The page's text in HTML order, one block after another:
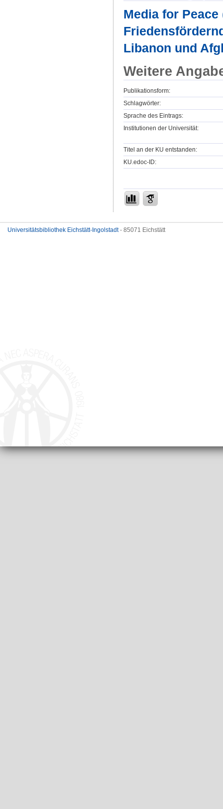
Media for
Libanon und
Weitere
Publikationsform:
Schlagwörter:
Sprache des Eintrags:
Institutionen der Universität:
Titel an der KU entstanden:
KU.edoc-ID:
Universitätsbibliothek Eichstätt-Ingolstadt- 85071 Eichstätt